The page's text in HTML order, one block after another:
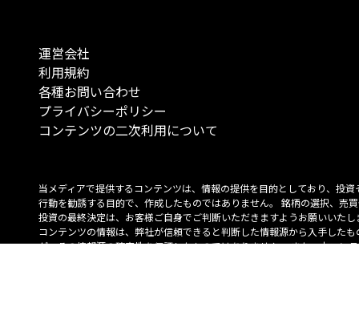
運営会社
利用規約
各種お問い合わせ
プライバシーポリシー
コンテンツの二次利用について
当メディアで提供するコンテンツは、情報の提供を目的としており、投資
行動を勧誘する目的で、作成したものではありません。 銘柄の選択、売
投資の最終決定は、お客様ご自身でご判断いただきますようお願いいたし
コンテンツの情報は、弊社が信頼できると判断した情報源から入手したも
が、その情報源の確実性を保証したものではありません。 また、本コン